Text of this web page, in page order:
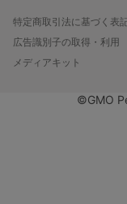
特定商取引法に基づく表
広告識別子の取得・利用
メディアキット
©GMO